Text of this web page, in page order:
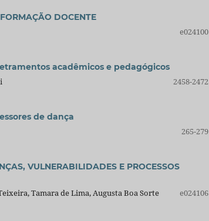
DOCENTE
e024100
acadêmicos e pedagógicos
2458-2472
de dança
265-279
VULNERABILIDADES E PROCESSOS
Tamara de Lima, Augusta Boa Sorte
e024106